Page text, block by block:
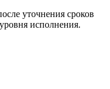
уточнения сроков
исполнения.